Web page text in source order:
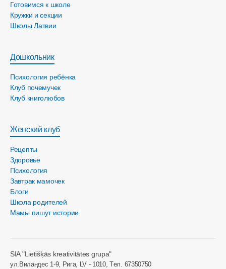
Готовимся к школе
Кружки и секции
Школы Латвии
Дошкольник
Психология ребёнка
Клуб почемучек
Клуб книголюбов
Женский клуб
Рецепты
Здоровье
Психология
Завтрак мамочек
Блоги
Школа родителей
Мамы пишут истории
SIA "Lietišķās kreativitātes grupa"
ул.Виландес 1-9, Рига, LV - 1010, Tел. 67350750